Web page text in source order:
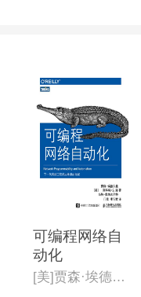
可编程网络自
动化
[美]贾森·埃德尔曼(Jason Edelman),[美]斯科特·S· 洛(Scott S· Lowe),[美]马特·奥斯瓦尔特(Matt Oswalt) 著